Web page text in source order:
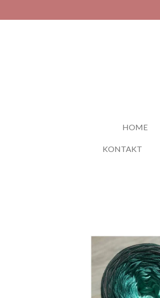
Hauptinhalt
HOME
KONTAKT